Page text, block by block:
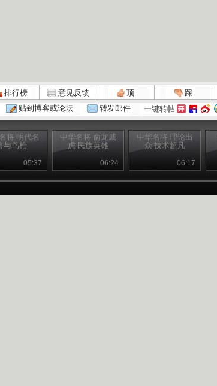
排行榜 意见反馈 顶 踩
贴到博客或论坛 转发邮件 一键转帖
将 明代名
与鸟枪
05:37
中华名将 俞龙戚
虎 民族英雄
06:24
中华名将 理论出
众 技术超凡
06:17